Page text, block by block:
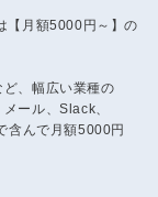
【月額5000円～】の
ど、幅広い業種の
ール、Slack、
含んで月額5000円